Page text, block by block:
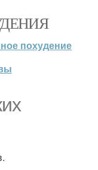
похудение